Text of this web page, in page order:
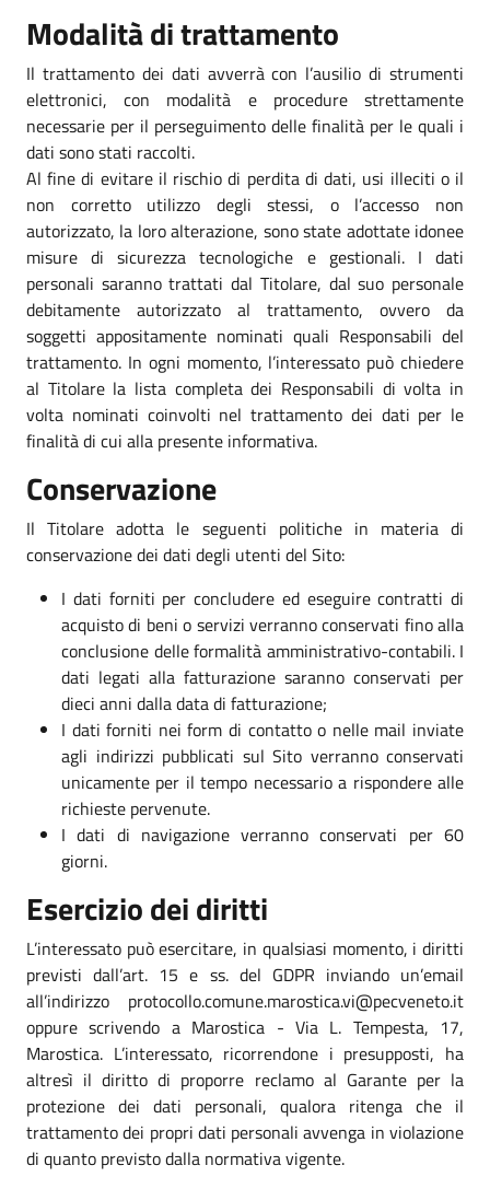
Modalità di trattamento
Il trattamento dei dati avverrà con l’ausilio di strumenti
elettronici, con modalità e procedure strettamente
necessarie per il perseguimento delle finalità per le quali i
dati sono stati raccolti.
Al fine di evitare il rischio di perdita di dati, usi illeciti o il
non corretto utilizzo degli stessi, o l’accesso non
autorizzato, la loro alterazione, sono state adottate idonee
misure di sicurezza tecnologiche e gestionali. I dati
personali saranno trattati dal Titolare, dal suo personale
debitamente autorizzato al trattamento, ovvero da
soggetti appositamente nominati quali Responsabili del
trattamento. In ogni momento, l’interessato può chiedere
al Titolare la lista completa dei Responsabili di volta in
volta nominati coinvolti nel trattamento dei dati per le
finalità di cui alla presente informativa.
Conservazione
Il Titolare adotta le seguenti politiche in materia di
conservazione dei dati degli utenti del Sito:
I dati forniti per concludere ed eseguire contratti di
acquisto di beni o servizi verranno conservati fino alla
conclusione delle formalità amministrativo-contabili. I
dati legati alla fatturazione saranno conservati per
dieci anni dalla data di fatturazione;
I dati forniti nei form di contatto o nelle mail inviate
agli indirizzi pubblicati sul Sito verranno conservati
unicamente per il tempo necessario a rispondere alle
richieste pervenute.
I dati di navigazione verranno conservati per 60
giorni.
Esercizio dei diritti
L’interessato può esercitare, in qualsiasi momento, i diritti
previsti dall’art. 15 e ss. del GDPR inviando un’email
all’indirizzo protocollo.comune.marostica.vi@pecveneto.it
oppure scrivendo a Marostica - Via L. Tempesta, 17,
Marostica. L’interessato, ricorrendone i presupposti, ha
altresì il diritto di proporre reclamo al Garante per la
protezione dei dati personali, qualora ritenga che il
trattamento dei propri dati personali avvenga in violazione
di quanto previsto dalla normativa vigente.